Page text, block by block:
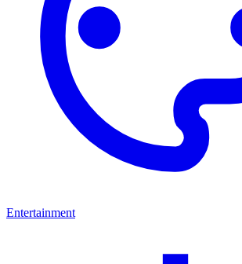
Entertainment